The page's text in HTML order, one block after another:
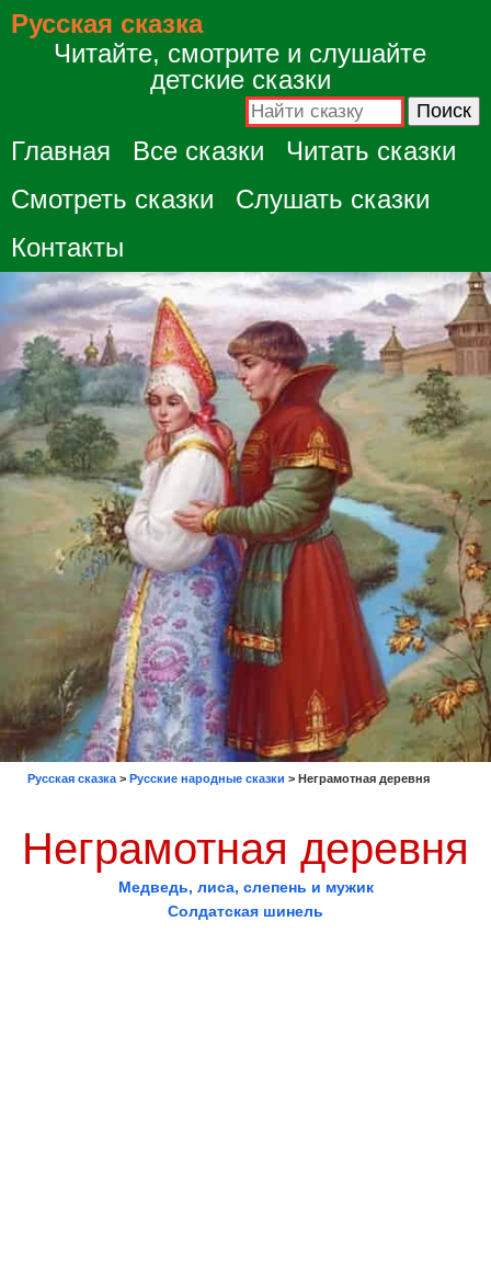
Русская сказка
Читайте, смотрите и слушайте
детские сказки
Главная Все сказки
Читать сказки
Смотреть сказки
Слушать сказки
Контакты
Русская сказка > Русские народные сказки > Неграмотная деревня
Неграмотная деревня
Медведь, лиса, слепень и мужик
Солдатская шинель